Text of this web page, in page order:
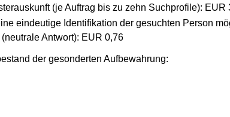
(je Auftrag bis zu zehn Suchprofile): EUR
eindeutige Identifikation der gesuchten Person
Antwort): EUR 0,76
der gesonderten Aufbewahrung: